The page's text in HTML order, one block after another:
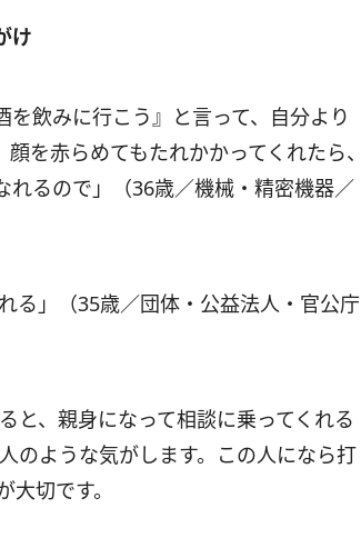
け
を飲みに行こう』と言って、自分より
を赤らめてもたれかかってくれたら、
れるので」（36歳／機械・精密機器／
る」（35歳／団体・公益法人・官公庁
と、親身になって相談に乗ってくれる
のような気がします。この人になら打
切です。